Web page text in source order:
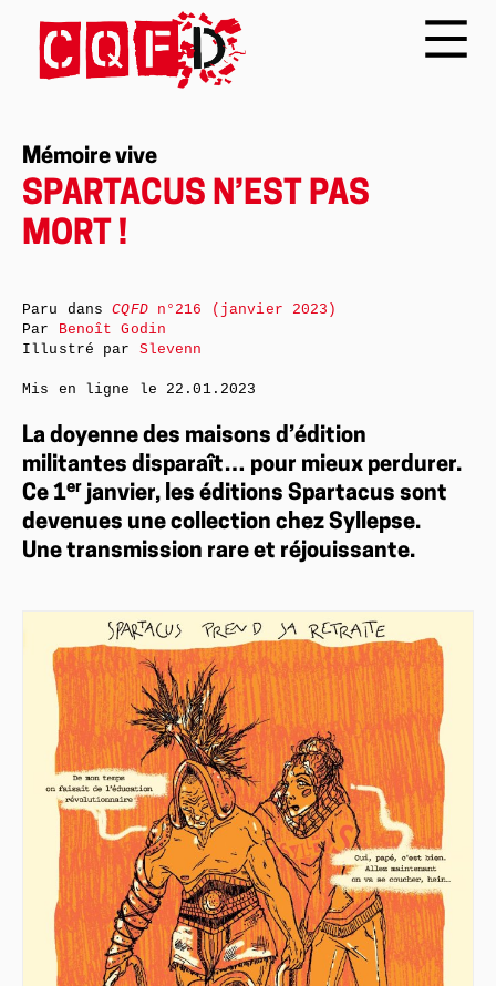
Mémoire vive
SPARTACUS N’EST PAS
MORT !
La doyenne des maisons d’édition
militantes disparaît… pour mieux perdurer.
Ce 1er janvier, les éditions Spartacus sont
devenues une collection chez Syllepse.
Une transmission rare et réjouissante.
Paru dansCQFDn°216 (janvier 2023)
Par Benoît Godin
Illustré par Slevenn
Mis en ligne le 22.01.2023